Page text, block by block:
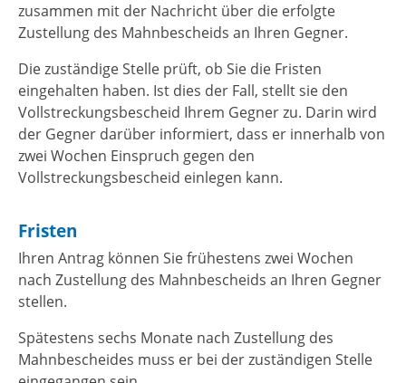
zusammen mit der Nachricht über die erfolgte
Zustellung des Mahnbescheids an Ihren Gegner.
Die zuständige Stelle prüft, ob Sie die Fristen
eingehalten haben. Ist dies der Fall, stellt sie den
Vollstreckungsbescheid Ihrem Gegner zu. Darin wird
der Gegner darüber informiert, dass er innerhalb von
zwei Wochen Einspruch gegen den
Vollstreckungsbescheid einlegen kann.
Fristen
Ihren Antrag können Sie frühestens zwei Wochen
nach Zustellung des Mahnbescheids an Ihren Gegner
stellen.
Spätestens sechs Monate nach Zustellung des
Mahnbescheides muss er bei der zuständigen Stelle